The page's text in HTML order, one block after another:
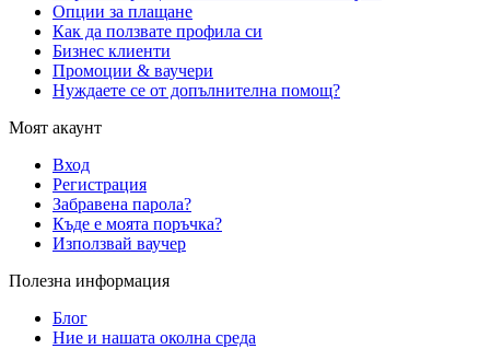
Опции за плащане
Как да ползвате профила си
Бизнес клиенти
Промоции & ваучери
Нуждаете се от допълнителна помощ?
Моят акаунт
Вход
Регистрация
Забравена парола?
Къде е моята поръчка?
Използвай ваучер
Полезна информация
Блог
Ние и нашата околна среда